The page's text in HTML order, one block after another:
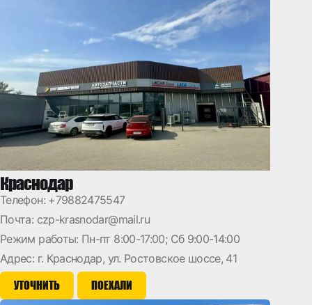
Краснодар
Телефон: +79882475547
Почта: czp-krasnodar@mail.ru
Режим работы: Пн-пт 8:00-17:00; Сб 9:00-14:00
Адрес: г. Краснодар, ул. Ростовское шоссе, 41
УТОЧНИТЬ ПОЕХАЛИ